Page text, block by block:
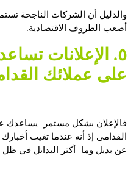
والدليل أن الشركات الناجحة
أصعب الظروف الاقتصادية.
٥. الإعلانات
على عملائك
فالإعلان بشكل مستمر يساعدك على
القدامى إذ أنه عندما تغيب أخبارك
عن بديل وما أكثر البدائل في ظل